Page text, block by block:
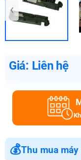
‹
Giá: Liên hệ
💰Thu mua máy